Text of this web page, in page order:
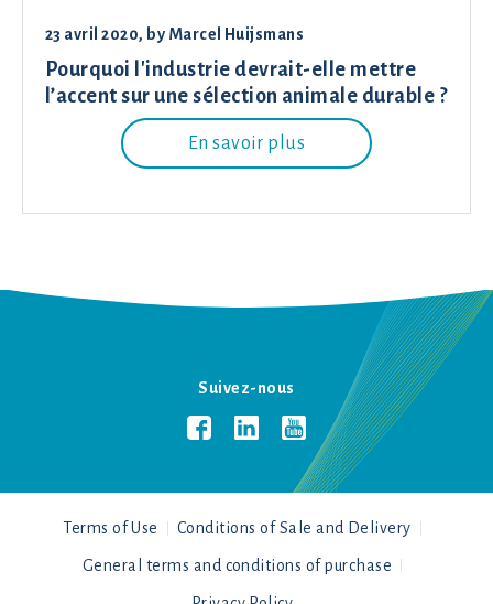
23 avril 2020, by Marcel Huijsmans
Pourquoi l'industrie devrait-elle mettre
l’accent sur une sélection animale durable ?
En savoir plus
Suivez-nous
Terms of Use Conditions of Sale and Delivery
General terms and conditions of purchase